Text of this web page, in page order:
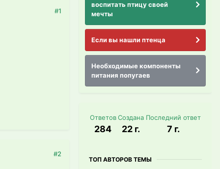
#1
#2
воспитать птицу своей
мечты
Если вы нашли птенца
Необходимые компоненты
питания попугаев
Ответов
284
Создана
22 г.
Последний ответ
7 г.
ТОП АВТОРОВ ТЕМЫ